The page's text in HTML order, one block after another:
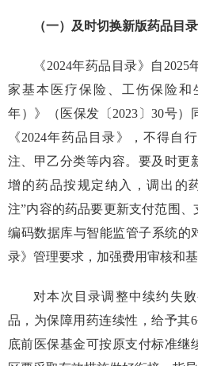
（一）及时切换新版药品目录
《2024年药品目录》自
家基本医疗保险、工伤保险和
年）》（医保发〔2023〕30号
《2024年药品目录》，不得自
注、甲乙分类等内容。要及时更
增的药品按规定纳入，调出的
注”内容的药品要更新支付范围
编码数据库与智能监管子系统的
录》管理要求，加强费用审核和基
对本次目录调整中续约失
品，为保障用药连续性，给予其
底前医保基金可按原支付标准继